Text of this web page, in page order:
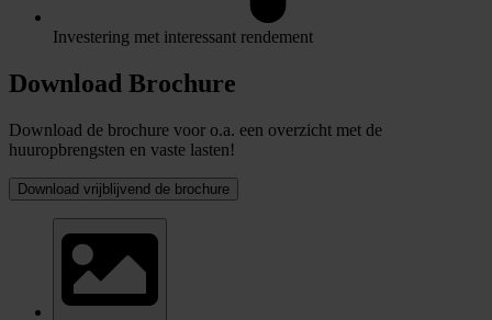
Investering met interessant rendement
Download Brochure
Download de brochure voor o.a. een overzicht met de
huuropbrengsten en vaste lasten!
Download vrijblijvend de brochure